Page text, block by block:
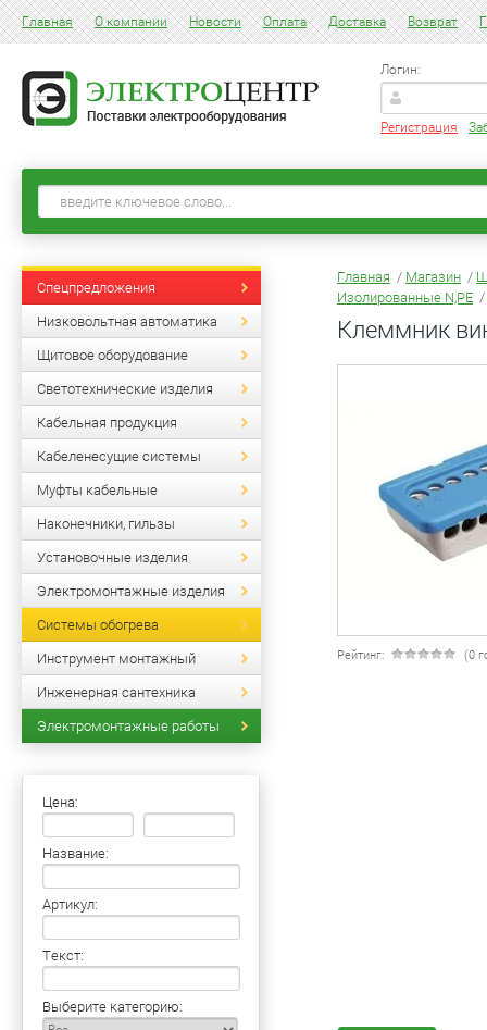
Главная О компании Новости Оплата Доставка Возврат
Логин:
Регистрация
Спецпредложения
Низковольтная автоматика
Щитовое оборудование
Светотехнические изделия
Кабельная продукция
Кабеленесущие системы
Муфты кабельные
Наконечники, гильзы
Установочные изделия
Электромонтажные изделия
Системы обогрева
Инструмент монтажный
Инженерная сантехника
Электромонтажные работы
Цена:
Название:
Артикул:
Текст:
Выберите категорию:
Главная / Магазин /
Изолированные N,PE /
Клеммник
Рейтинг: (0